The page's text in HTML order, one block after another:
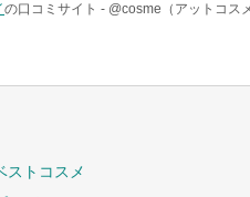
の口コミサイト - @cosme（アットコスメ
ストコスメ